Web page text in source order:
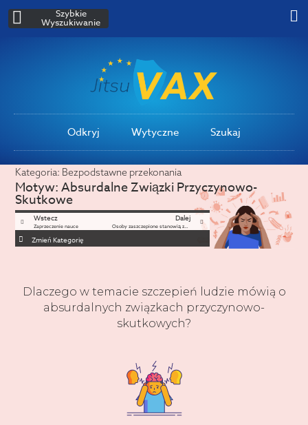
Szybkie
Wyszukiwanie
Odkryj Wytyczne Szukaj
Kategoria: Bezpodstawne przekonania
Motyw:Absurdalne Związki Przyczynowo-
Skutkowe
Wstecz
Zaprzeczenie nauce
Dalej
Osoby zaszczepione stanowią zagrożenie
Zmień Kategorię
Dlaczego w temacie szczepień ludzie mówią o
absurdalnych związkach przyczynowo-
skutkowych?